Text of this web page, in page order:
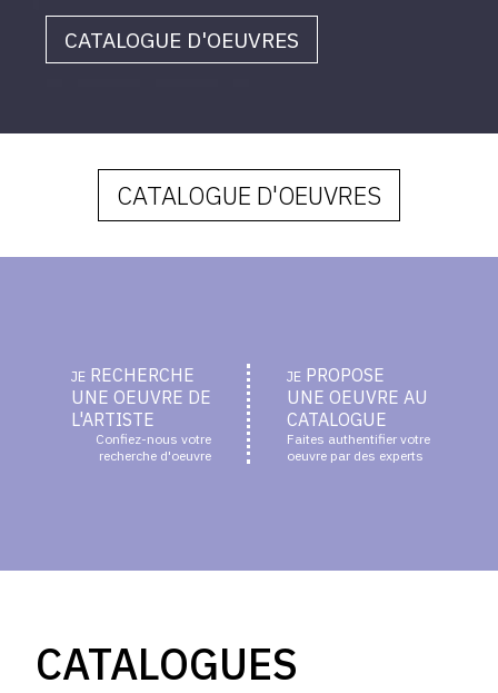
CATALOGUE D'OEUVRES
CATALOGUE D'OEUVRES
JE RECHERCHE
UNE OEUVRE DE
L'ARTISTE
Confiez-nous votre
recherche d'oeuvre
JEPROPOSE
UNE OEUVRE AU
CATALOGUE
Faites authentifier votre
oeuvre par des experts
CATALOGUES